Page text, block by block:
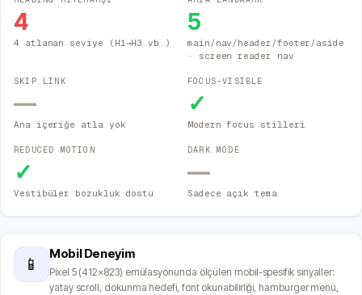
4
4 atlanan seviye (H1→H3 vb.)
5
main/nav/header/footer/aside
· screen reader nav
SKIP LINK
—
Ana içeriğe atla yok
FOCUS-VISIBLE
✓
Modern focus stilleri
REDUCED MOTION
✓
Vestibüler bozukluk dostu
DARK MODE
—
Sadece açık tema
📱
Mobil Deneyim
Pixel 5 (412×823) emülasyonunda ölçülen mobil-spesifik sinyaller:
yatay scroll, dokunma hedefi, font okunabilirliği, hamburger menü,